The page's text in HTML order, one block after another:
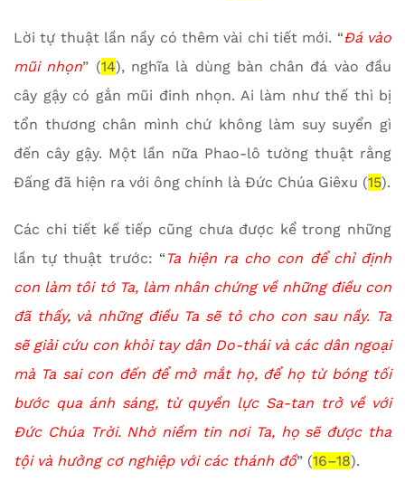
Lời tự thuật lần nầy có thêm vài chi tiết mới. “Đá vào
mũi nhọn” (14), nghĩa là dùng bàn chân đá vào đầu
cây gậy có gắn mũi đinh nhọn. Ai làm như thế thì bị
tổn thương chân mình chứ không làm suy suyển gì
đến cây gậy. Một lần nữa Phao-lô tường thuật rằng
Đấng đã hiện ra với ông chính là Đức Chúa Giêxu (15).
Các chi tiết kế tiếp cũng chưa được kể trong những
lần tự thuật trước: “ Ta hiện ra cho con để chỉ định
con làm tôi tớ Ta, làm nhân chứng về những điều con
đã thấy, và những điều Ta sẽ tỏ cho con sau nầy. Ta
sẽ giải cứu con khỏi tay dân Do-thái và các dân ngoại
mà Ta sai con đến để mở mắt họ, để họ từ bóng tối
bước qua ánh sáng, từ quyền lực Sa-tan trở về với
Đức Chúa Trời. Nhờ niềm tin nơi Ta, họ sẽ được tha
tội và hưởng cơ nghiệp với các thánh đồ” (16–18).